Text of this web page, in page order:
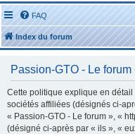
FAQ
Index du forum
Passion-GTO - Le
Cette politique explique en détail
sociétés affiliées (désignés ci-
« Passion-GTO - Le forum », «
(désigné ci-après par « ils », «